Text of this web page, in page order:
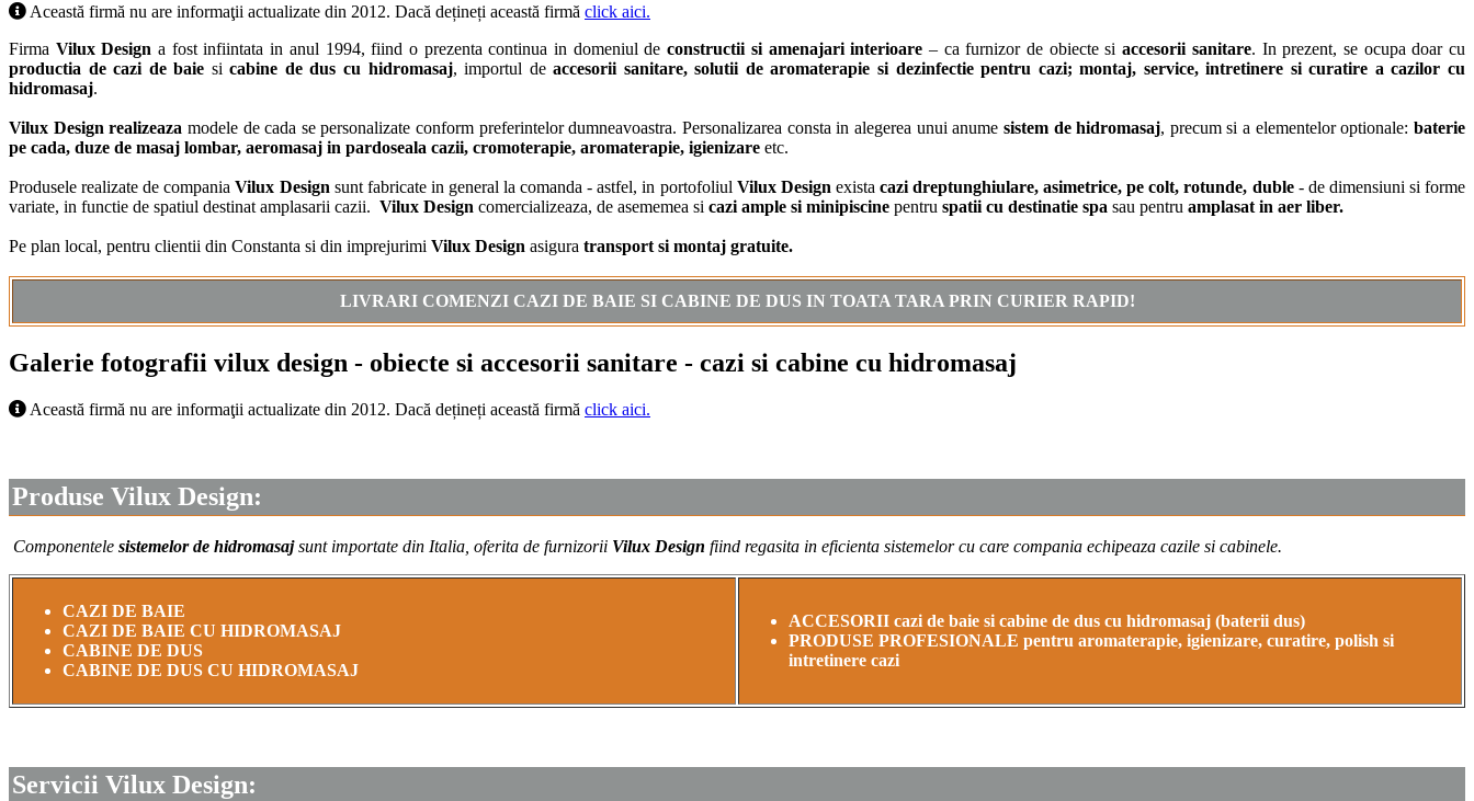
Această firmă nu are informaţii actualizate din 2012. Dacă dețineți această firmă click aici.
Firma Vilux Design a fost infiintata in anul 1994, fiind o prezenta continua in domeniul deconstructii si amenajari interioare – ca furnizor de obiecte siaccesorii sanitare. In prezent, se ocupa doar cu
productia de cazi de baie sicabine de dus cu hidromasaj, importul deaccesorii sanitare, solutii de aromaterapie si dezinfectie pentru cazi; montaj, service, intretinere si curatire a cazilor cu
hidromasaj.
Vilux Design realizeaza modele de cada se personalizate conform preferintelor dumneavoastra. Personalizarea consta in alegerea unui anume sistem de hidromasaj, precum si a elementelor optionale: baterie
pe cada, duze de masaj lombar, aeromasaj in pardoseala cazii, cromoterapie, aromaterapie, igienizare etc.
Produsele realizate de companiaVilux Design sunt fabricate in general la comanda - astfel, in portofoliul Vilux Design exista cazi dreptunghiulare, asimetrice, pe colt, rotunde, duble- de dimensiuni si forme
variate, in functie de spatiul destinat amplasarii cazii. Vilux Design comercializeaza, de asememea si cazi ample si minipiscine pentru spatii cu destinatie spa sau pentru amplasat in aer liber.
Pe plan local, pentru clientii din Constanta si din imprejurimi Vilux Design asigura transport si montaj gratuite.
LIVRARI COMENZI CAZI DE BAIE SI CABINE DE DUS IN TOATA TARA PRIN CURIER RAPID!
Galerie fotografii vilux design - obiecte si accesorii sanitare - cazi si cabine cu hidromasaj
Această firmă nu are informaţii actualizate din 2012. Dacă dețineți această firmă click aici.
Produse Vilux Design:
Componentele sistemelor de hidromasajsunt importate din Italia, oferita de furnizorii Vilux Design fiind regasita in eficienta sistemelor cu care compania echipeaza cazile si cabinele.
CAZI DE BAIE
CAZI DE BAIE CU HIDROMASAJ
CABINE DE DUS
CABINE DE DUS CU HIDROMASAJ
ACCESORII cazi de baie si cabine de dus cu hidromasaj (baterii dus)
PRODUSE PROFESIONALE pentru aromaterapie, igienizare, curatire, polish si
intretinere cazi
Servicii Vilux Design: